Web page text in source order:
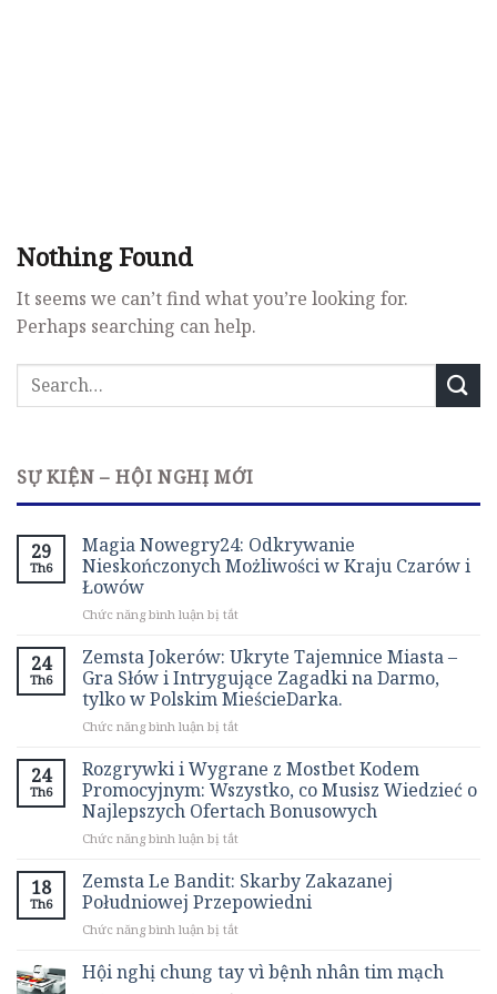
Nothing Found
It seems we can’t find what you’re looking for.
Perhaps searching can help.
SỰ KIỆN – HỘI NGHỊ MỚI
29
Th6
Magia Nowegry24: Odkrywanie
Nieskończonych Możliwości w Kraju Czarów i
Łowów
Chức năng bình luận bị tắtở
Nowegry24:
Odkrywanie
Nieskończonych
Możliwości
w
Czarów
i
Łowów
24
Th6
Zemsta Jokerów: Ukryte Tajemnice Miasta –
Gra Słów i Intrygujące Zagadki na Darmo,
tylko w Polskim MieścieDarka.
Chức năng bình luận bị tắtở
Jokerów:
Ukryte
Tajemnice
Miasta
–
Słów
i
Intrygujące
Zagadki
Darmo,
24
Th6
Rozgrywki i Wygrane z Mostbet Kodem
Promocyjnym: Wszystko, co Musisz Wiedzieć o
Najlepszych Ofertach Bonusowych
Chức năng bình luận bị tắtở
Wygrane
z
Mostbet
Promocyjnym:
Wszystko,
18
Th6
Zemsta Le Bandit: Skarby Zakazanej
Południowej Przepowiedni
Chức năng bình luận bị tắtở
Le
Bandit:
Hội nghị chung tay vì bệnh nhân tim mạch